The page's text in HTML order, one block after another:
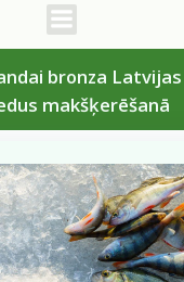
bronza
makšķerēšanā